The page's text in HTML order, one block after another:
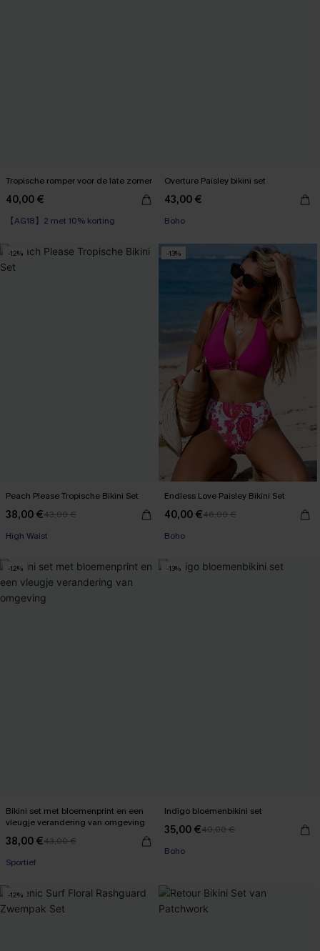
Tropische romper voor de late zomer
40,00 €
【AG18】2 met 10% korting
Overture Paisley bikini set
43,00 €
Boho
-12%
Peach Please Tropische Bikini Set
38,00 €43,00 €
【AG18】2 met 10% korting
High Waist
-13%
Endless Love Paisley Bikini Set
40,00 €46,00 €
【AG18】2 met 10% korting
Boho
-12%
Bikini set met bloemenprint en een
vleugje verandering van omgeving
38,00 €43,00 €
Sportief
-13%
Indigo bloemenbikini set
35,00 €40,00 €
Boho
-12%